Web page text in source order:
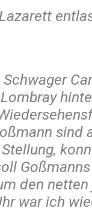
sind
den
war ich